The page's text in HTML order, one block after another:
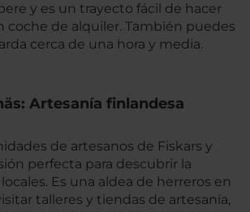
y es un trayecto fácil de hacer
coche de alquiler. También puedes
cerca de una hora y media.
Artesanía finlandesa
de artesanos de Fiskars y
perfecta para descubrir la
Es una aldea de herreros en
talleres y tiendas de artesanía,